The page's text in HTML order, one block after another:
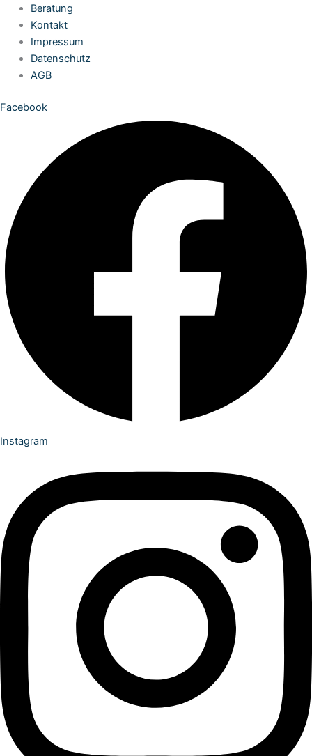
Zum
Inhalt
springen
Beratung
Kontakt
Impressum
Datenschutz
AGB
Facebook
Instagram